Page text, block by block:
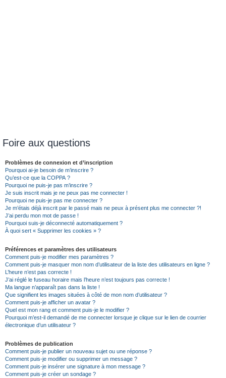
Foire aux questions
Problèmes de connexion et d’inscription
Pourquoi ai-je besoin de m’inscrire ?
Qu’est-ce que la COPPA ?
Pourquoi ne puis-je pas m’inscrire ?
Je suis inscrit mais je ne peux pas me connecter !
Pourquoi ne puis-je pas me connecter ?
Je m’étais déjà inscrit par le passé mais ne peux à présent plus me connecter ?!
J’ai perdu mon mot de passe !
Pourquoi suis-je déconnecté automatiquement ?
À quoi sert « Supprimer les cookies » ?
Préférences et paramètres des utilisateurs
Comment puis-je modifier mes paramètres ?
Comment puis-je masquer mon nom d’utilisateur de la liste des utilisateurs en ligne ?
L’heure n’est pas correcte !
J’ai réglé le fuseau horaire mais l’heure n’est toujours pas correcte !
Ma langue n’apparaît pas dans la liste !
Que signifient les images situées à côté de mon nom d’utilisateur ?
Comment puis-je afficher un avatar ?
Quel est mon rang et comment puis-je le modifier ?
Pourquoi m’est-il demandé de me connecter lorsque je clique sur le lien de courrier
électronique d’un utilisateur ?
Problèmes de publication
Comment puis-je publier un nouveau sujet ou une réponse ?
Comment puis-je modifier ou supprimer un message ?
Comment puis-je insérer une signature à mon message ?
Comment puis-je créer un sondage ?